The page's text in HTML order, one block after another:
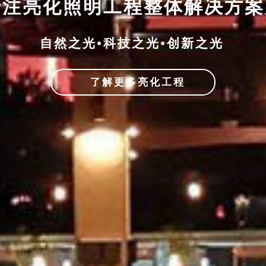
亮化照明工程整体解决方
自然之光•科技之光•创新之光
了解更多亮化工程